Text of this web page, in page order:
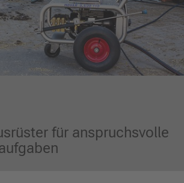
für anspruchsvolle